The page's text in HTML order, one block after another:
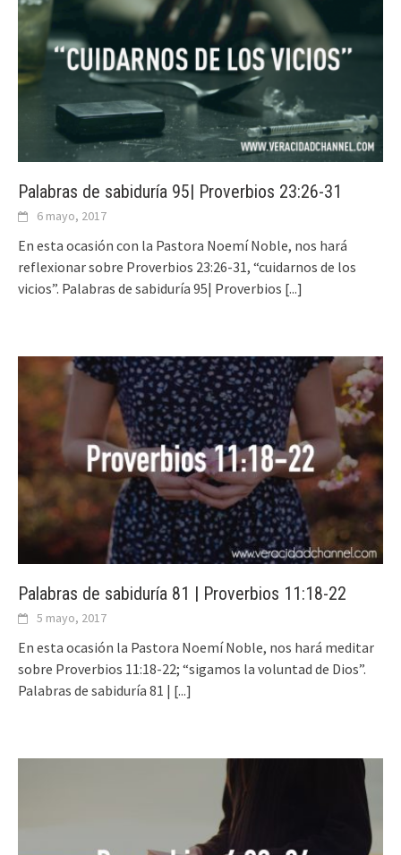
Palabras de sabiduría 95| Proverbios 23:26-31
6 mayo, 2017
En esta ocasión con la Pastora Noemí Noble, nos hará
reflexionar sobre Proverbios 23:26-31, “cuidarnos de los
vicios”. Palabras de sabiduría 95| Proverbios [...]
Palabras de sabiduría 81 | Proverbios 11:18-22
5 mayo, 2017
En esta ocasión la Pastora Noemí Noble, nos hará meditar
sobre Proverbios 11:18-22; “sigamos la voluntad de Dios”.
Palabras de sabiduría 81 | [...]